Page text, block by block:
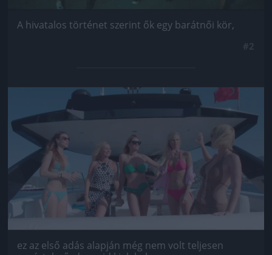
A hivatalos történet szerint ők egy barátnői kör,
Jön még kép!
ez az első adás alapján még nem volt teljesen